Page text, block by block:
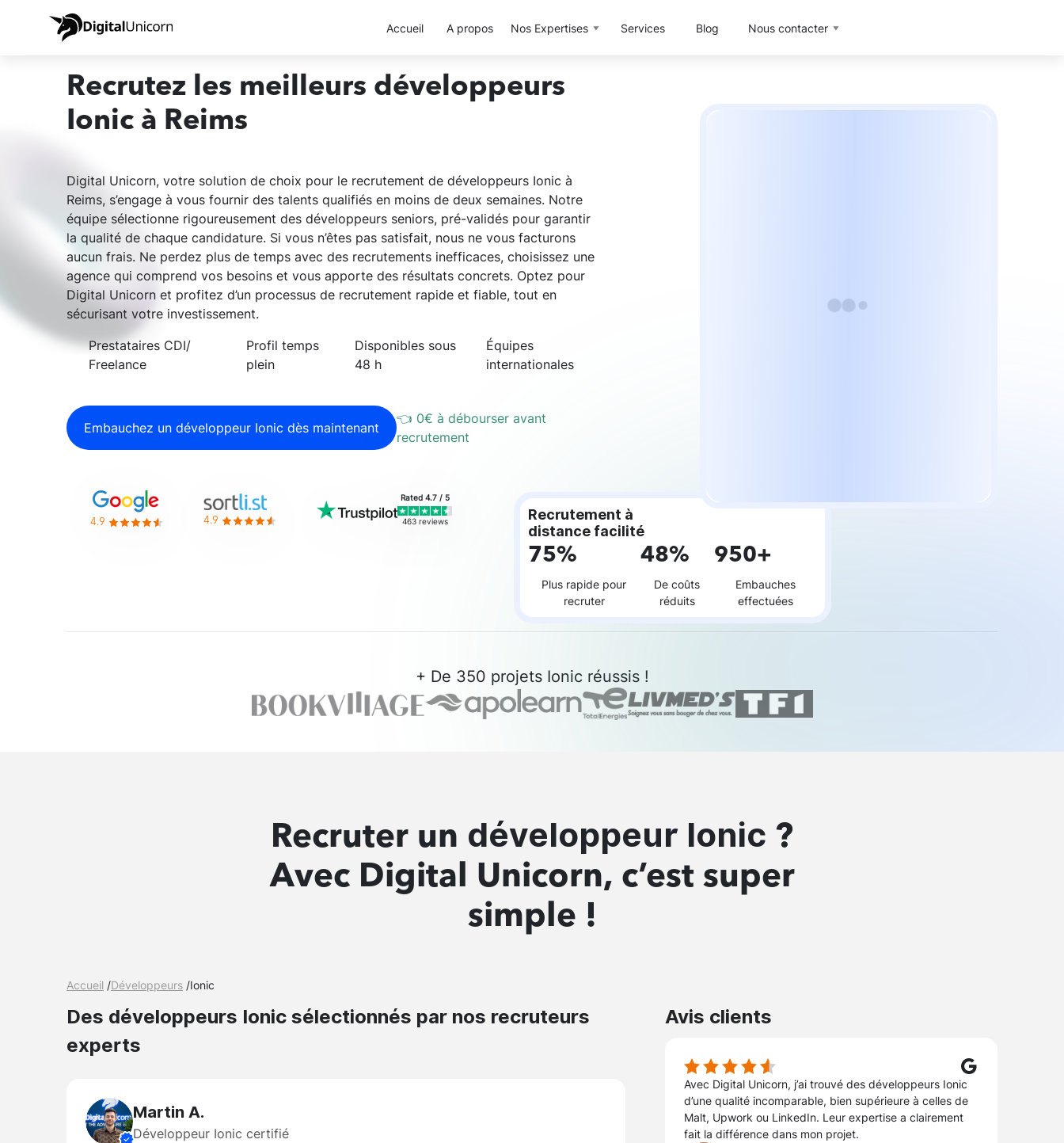
Accueil A propos Nos Expertises Services Blog Nous contacter
Recrutez les meilleurs développeurs
Ionic à Reims
Digital Unicorn, votre solution de choix pour le recrutement de développeurs Ionic à
Reims, s’engage à vous fournir des talents qualifiés en moins de deux semaines. Notre
équipe sélectionne rigoureusement des développeurs seniors, pré-validés pour garantir
la qualité de chaque candidature. Si vous n’êtes pas satisfait, nous ne vous facturons
aucun frais. Ne perdez plus de temps avec des recrutements inefficaces, choisissez une
agence qui comprend vos besoins et vous apporte des résultats concrets. Optez pour
Digital Unicorn et profitez d’un processus de recrutement rapide et fiable, tout en
sécurisant votre investissement.
Prestataires CDI/
Freelance
Profil temps
plein
Disponibles sous
48 h
Équipes
internationales
Embauchez un développeur Ionic dès maintenant
👈 0€ à débourseravant
recrutement
4.9 4.9
Rated 4.7 / 5
463 reviews
Recrutement à
distance facilité
75%
Plus rapide pour
recruter
48%
De coûts
réduits
950+
Embauches
effectuées
+ De 350 projets Ionic réussis !
Recruter un développeur Ionic ?
Avec Digital Unicorn, c’est super
simple !
Accueil /Développeurs /Ionic
Des développeurs Ionic sélectionnés par nos recruteurs
experts
Martin A.
Développeur Ionic certifié
Avis clients
Avec Digital Unicorn, j’ai trouvé des développeurs Ionic
d’une qualité incomparable, bien supérieure à celles de
Malt, Upwork ou LinkedIn. Leur expertise a clairement
fait la différence dans mon projet.